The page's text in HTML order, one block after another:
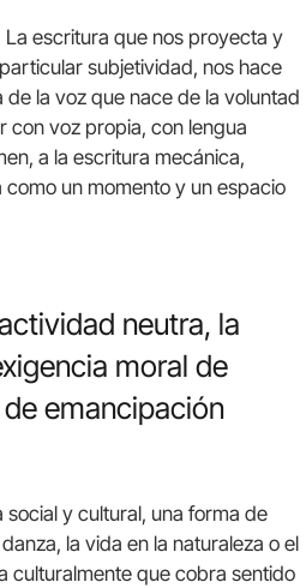
escritura que nos proyecta y
subjetividad, nos hace
la voz que nace de la voluntad
con voz propia, con lengua
a la escritura mecánica,
un momento y un espacio
neutra, la
moral de
emancipación
y cultural, una forma de
la vida en la naturaleza o el
culturalmente que cobra sentido